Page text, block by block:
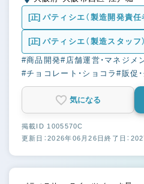
[正] パティシエ（製造開発責任
[正] パティシエ（製造スタッフ）
#商品開発#店舗運営・マネジメ
#チョコレート・ショコラ#販促
気になる
掲載ID 1005570C
更新日：2026年06月26日終了日：